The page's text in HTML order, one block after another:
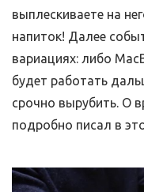
выплескиваете на
напиток! Далее
вариациях: либо
будет работать
срочно вырубить. О
подробно писал в